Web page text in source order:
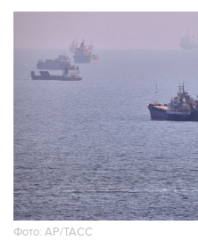
Фото: AP/ТАСС